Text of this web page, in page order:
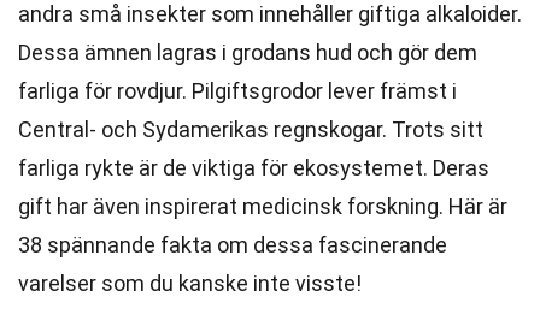
andra små insekter som innehåller giftiga alkaloider.
Dessa ämnen lagras i grodans hud och gör dem
farliga för rovdjur. Pilgiftsgrodor lever främst i
Central- och Sydamerikas regnskogar. Trots sitt
farliga rykte är de viktiga för ekosystemet. Deras
gift har även inspirerat medicinsk forskning. Här är
38 spännande fakta om dessa fascinerande
varelser som du kanske inte visste!